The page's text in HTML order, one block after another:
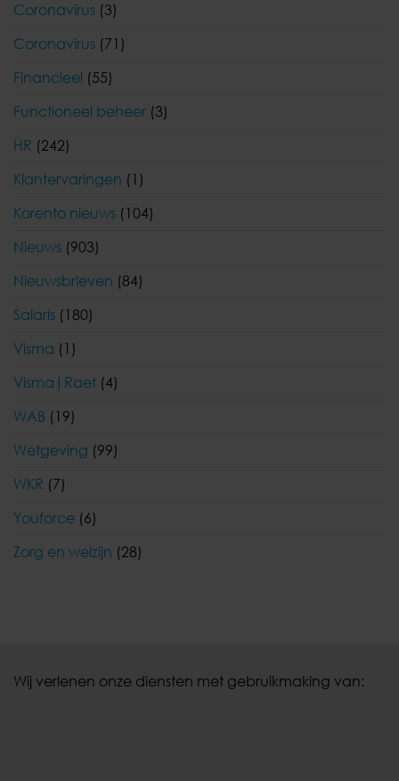
Coronavirus (3)
Coronavirus (71)
Financieel (55)
Functioneel beheer (3)
HR (242)
Klantervaringen (1)
Korento nieuws (104)
Nieuws (903)
Nieuwsbrieven (84)
Salaris (180)
Visma (1)
Visma|Raet (4)
WAB (19)
Wetgeving (99)
WKR (7)
Youforce (6)
Zorg en welzijn (28)
Wij verlenen onze diensten met gebruikmaking van: